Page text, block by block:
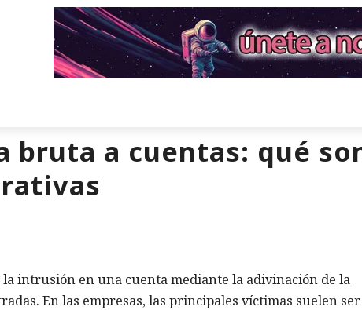
bruta a cuentas: qué
intrusión en una cuenta mediante la adivinación de la
En las empresas, las principales víctimas suelen